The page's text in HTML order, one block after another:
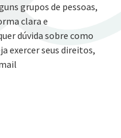
grupos de pessoas,
clara e
dúvida sobre como
exercer seus direitos,